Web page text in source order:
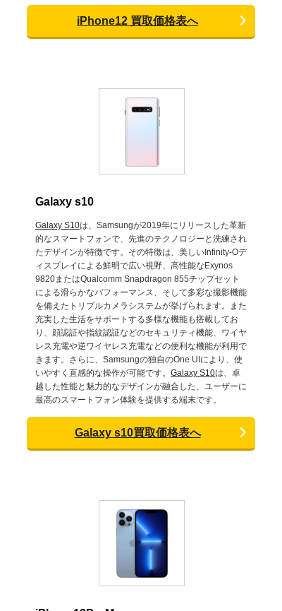
iPhone12 買取価格表へ
Galaxy s10
Galaxy S10は、Samsungが2019年にリリースした革新
的なスマートフォンで、先進のテクノロジーと洗練され
たデザインが特徴です。その特徴は、美しいInfinity-Oデ
ィスプレイによる鮮明で広い視野、高性能なExynos
9820またはQualcomm Snapdragon 855チップセット
による滑らかなパフォーマンス、そして多彩な撮影機能
を備えたトリプルカメラシステムが挙げられます。また
充実した生活をサポートする多様な機能も搭載してお
り、顔認証や指紋認証などのセキュリティ機能、ワイヤ
レス充電や逆ワイヤレス充電などの便利な機能が利用で
きます。さらに、Samsungの独自のOne UIにより、使
いやすく直感的な操作が可能です。 Galaxy S10は、卓
越した性能と魅力的なデザインが融合した、ユーザーに
最高のスマートフォン体験を提供する端末です。
Galaxy s10買取価格表へ